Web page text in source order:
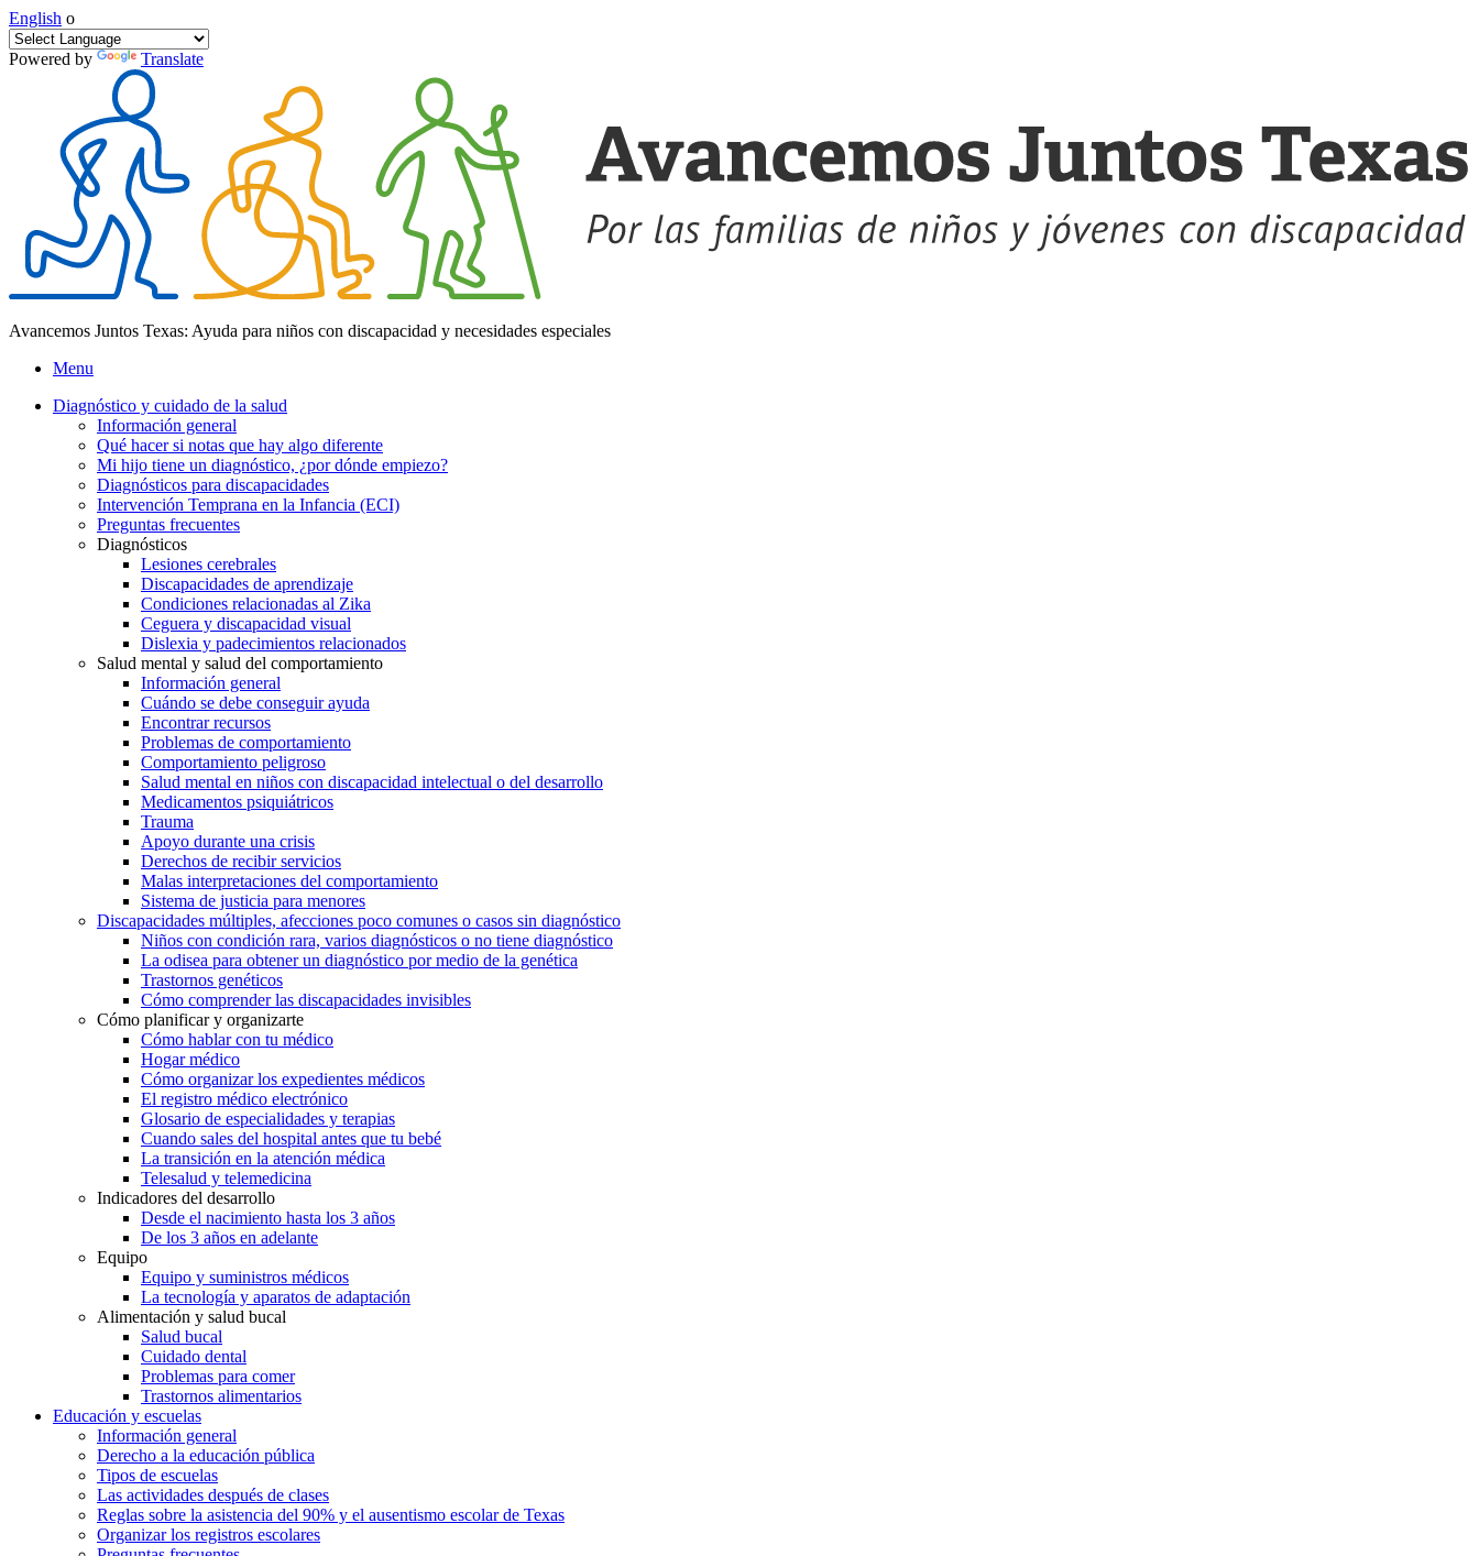
English o
Powered by Translate
Avancemos Juntos Texas: Ayuda para niños con discapacidad y necesidades especiales
Menu
Diagnóstico y cuidado de la salud
Información general
Qué hacer si notas que hay algo diferente
Mi hijo tiene un diagnóstico, ¿por dónde empiezo?
Diagnósticos para discapacidades
Intervención Temprana en la Infancia (ECI)
Preguntas frecuentes
Diagnósticos
Lesiones cerebrales
Discapacidades de aprendizaje
Condiciones relacionadas al Zika
Ceguera y discapacidad visual
Dislexia y padecimientos relacionados
Salud mental y salud del comportamiento
Información general
Cuándo se debe conseguir ayuda
Encontrar recursos
Problemas de comportamiento
Comportamiento peligroso
Salud mental en niños con discapacidad intelectual o del desarrollo
Medicamentos psiquiátricos
Trauma
Apoyo durante una crisis
Derechos de recibir servicios
Malas interpretaciones del comportamiento
Sistema de justicia para menores
Discapacidades múltiples, afecciones poco comunes o casos sin diagnóstico
Niños con condición rara, varios diagnósticos o no tiene diagnóstico
La odisea para obtener un diagnóstico por medio de la genética
Trastornos genéticos
Cómo comprender las discapacidades invisibles
Cómo planificar y organizarte
Cómo hablar con tu médico
Hogar médico
Cómo organizar los expedientes médicos
El registro médico electrónico
Glosario de especialidades y terapias
Cuando sales del hospital antes que tu bebé
La transición en la atención médica
Telesalud y telemedicina
Indicadores del desarrollo
Desde el nacimiento hasta los 3 años
De los 3 años en adelante
Equipo
Equipo y suministros médicos
La tecnología y aparatos de adaptación
Alimentación y salud bucal
Salud bucal
Cuidado dental
Problemas para comer
Trastornos alimentarios
Educación y escuelas
Información general
Derecho a la educación pública
Tipos de escuelas
Las actividades después de clases
Reglas sobre la asistencia del 90% y el ausentismo escolar de Texas
Organizar los registros escolares